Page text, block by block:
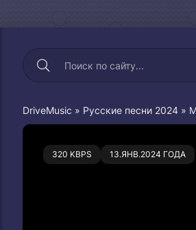
DriveMusic » Русские песни 2024 »
320 KBPS 13.ЯНВ.2024 ГОДА
0 0